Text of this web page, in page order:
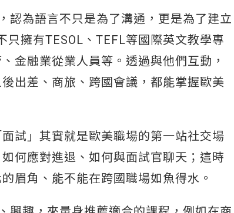
認為語言不只是為了溝通，更是為了建立
擁有TESOL、TEFL等國際英文教學專
金融業從業人員等。透過與他們互動，
出差、商旅、跨國會議，都能掌握歐美
試」其實就是歐美職場的第一站社交場
何應對進退、如何與面試官聊天；這時
眉角、能不能在跨國職場如魚得水。